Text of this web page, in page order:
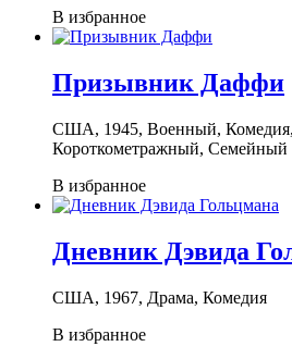
В избранное
Призывник Даффи
США, 1945, Военный,
Короткометражный, Семейный
В избранное
Дневник Дэвида
США, 1967, Драма, Комедия
В избранное